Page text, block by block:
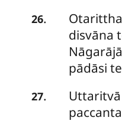
26.
disvāna
pādāsi
27.